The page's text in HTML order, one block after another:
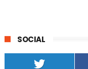
SOCIAL